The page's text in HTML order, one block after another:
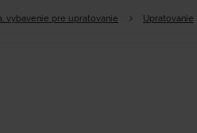
vybavenie pre upratovanie Upratovanie